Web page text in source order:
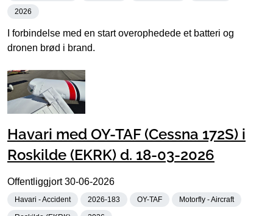
2026
I forbindelse med en start overophedede et batteri og
dronen brød i brand.
Havari med OY-TAF (Cessna 172S) i
Roskilde (EKRK) d. 18-03-2026
Offentliggjort30-06-2026
Havari - Accident 2026-183 OY-TAF Motorfly - Aircraft